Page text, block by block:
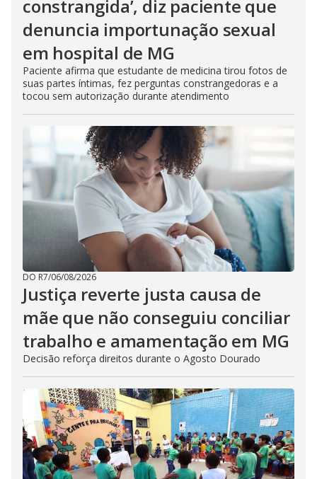
constrangida’, diz paciente que
denuncia importunação sexual
em hospital de MG
Paciente afirma que estudante de medicina tirou fotos de
suas partes íntimas, fez perguntas constrangedoras e a
tocou sem autorização durante atendimento
DO R7/06/08/2026
Justiça reverte justa causa de
mãe que não conseguiu conciliar
trabalho e amamentação em MG
Decisão reforça direitos durante o Agosto Dourado